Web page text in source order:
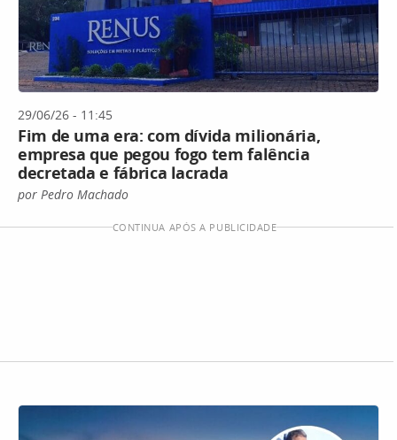
29/06/26 - 11:45
Fim de uma era: com dívida milionária,
empresa que pegou fogo tem falência
decretada e fábrica lacrada
por Pedro Machado
CONTINUA APÓS A PUBLICIDADE